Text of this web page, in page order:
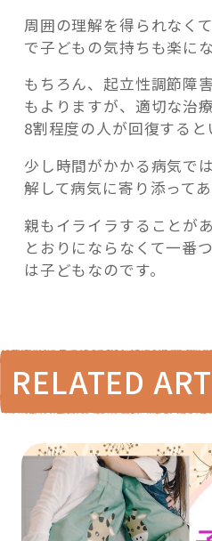
周囲の理解を得られなくて
で子どもの気持ちも楽に
もちろん、起立性調節障
もよりますが、適切な治
8割程度の人が回復すると
少し時間がかかる病気で
解して病気に寄り添ってあ
親もイライラすることが
とおりにならなくて一番
は子どもなのです。
RELATED